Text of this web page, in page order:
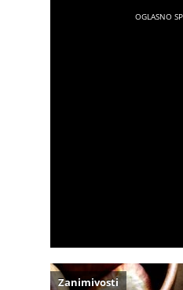
Zanimivosti